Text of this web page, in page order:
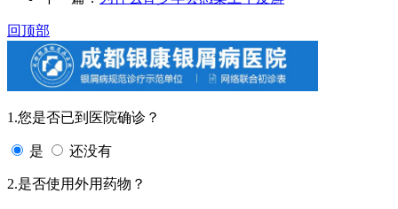
回顶部
1.您是否已到医院确诊？
是 还没有
2.是否使用外用药物？